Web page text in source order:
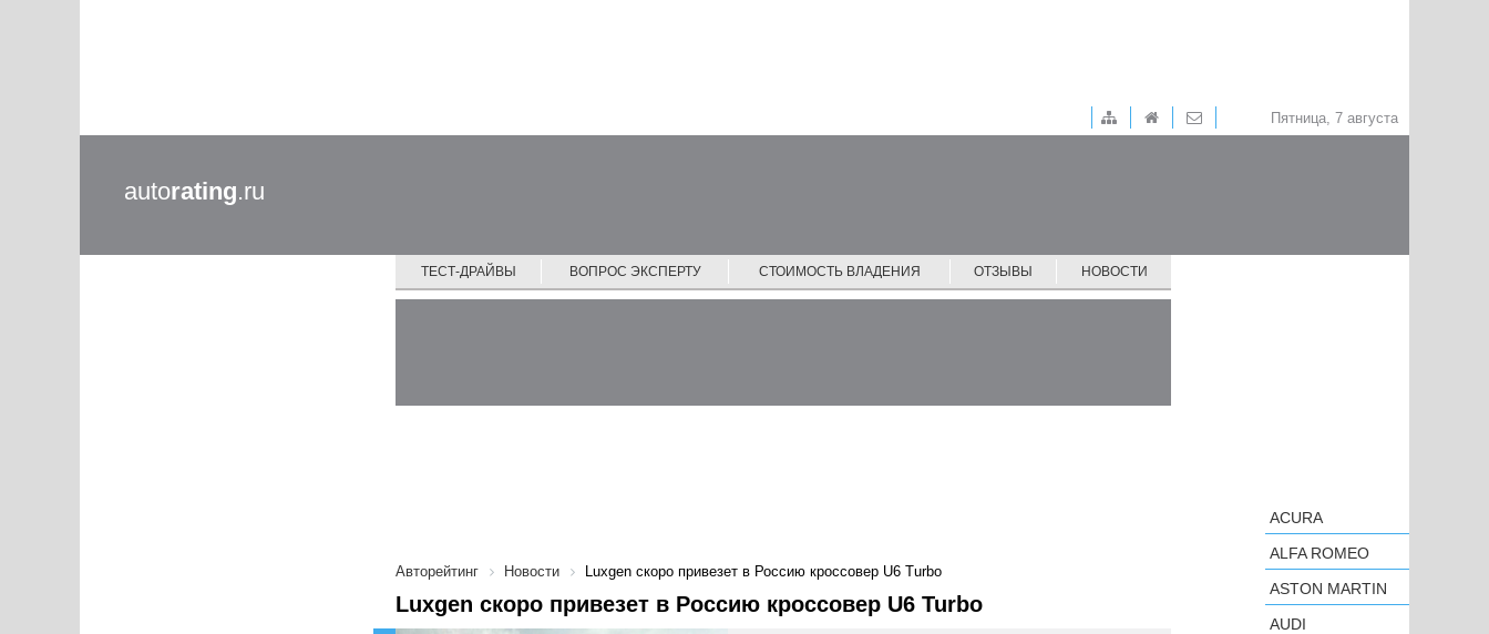
Пятница, 7 августа
autorating.ru
ТЕСТ-ДРАЙВЫ ВОПРОС ЭКСПЕРТУ СТОИМОСТЬ ВЛАДЕНИЯ ОТЗЫВЫ НОВОСТИ
Авторейтинг Новости Luxgen скоро привезет в Россию кроссовер U6 Turbo
Luxgen скоро привезет в Россию кроссовер U6 Turbo
ACURA
ALFA ROMEO
ASTON MARTIN
AUDI